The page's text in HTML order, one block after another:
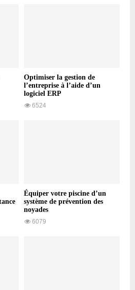
Optimiser la gestion de
l’entreprise à l’aide d’un
logiciel ERP
6524
Équiper votre piscine d’un
système de prévention des
noyades
6079